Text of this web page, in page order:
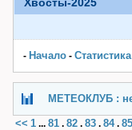
- Начало - Статистика
МЕТЕОКЛУБ :
<< 1 ... 81 . 82 . 83 . 84. 85